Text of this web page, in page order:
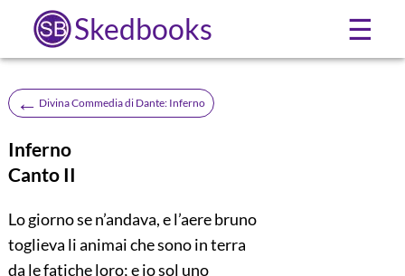
Skedbooks ☰
← Divina Commedia di Dante: Inferno
Inferno
Canto II
Lo giorno se n’andava, e l’aere bruno
toglieva li animai che sono in terra
da le fatiche loro; e io sol uno